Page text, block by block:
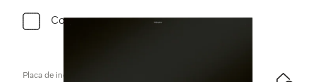
Comparar
Placa de indução independente do forno